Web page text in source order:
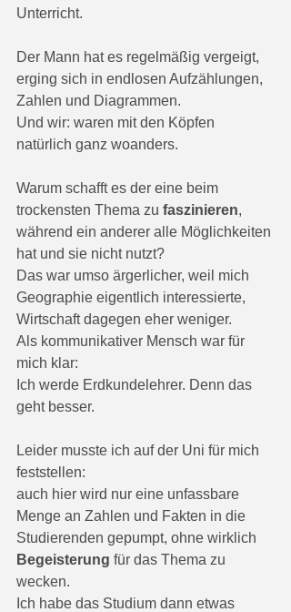
Unterricht.
Der Mann hat es regelmäßig vergeigt,
erging sich in endlosen Aufzählungen,
Zahlen und Diagrammen.
Und wir: waren mit den Köpfen
natürlich ganz woanders.
Warum schafft es der eine beim
trockensten Thema zu faszinieren,
während ein anderer alle Möglichkeiten
hat und sie nicht nutzt?
Das war umso ärgerlicher, weil mich
Geographie eigentlich interessierte,
Wirtschaft dagegen eher weniger.
Als kommunikativer Mensch war für
mich klar:
Ich werde Erdkundelehrer. Denn das
geht besser.
Leider musste ich auf der Uni für mich
feststellen:
auch hier wird nur eine unfassbare
Menge an Zahlen und Fakten in die
Studierenden gepumpt, ohne wirklich
Begeisterung für das Thema zu
wecken.
Ich habe das Studium dann etwas